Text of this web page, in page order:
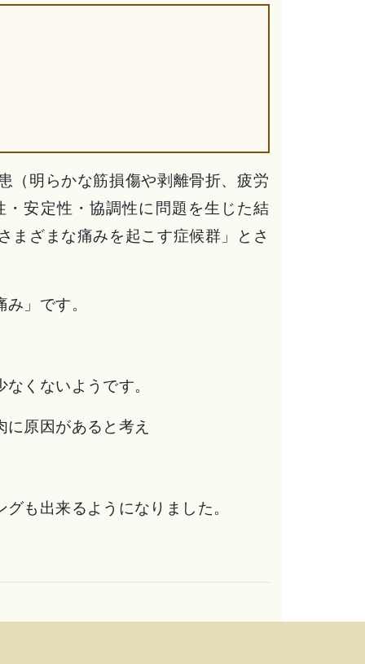
（明らかな筋損傷や剥離骨折、疲労
安定性・協調性に問題を生じた結
まざまな痛みを起こす症候群」とさ
」です。
くないようです。
原因があると考え
も出来るようになりました。